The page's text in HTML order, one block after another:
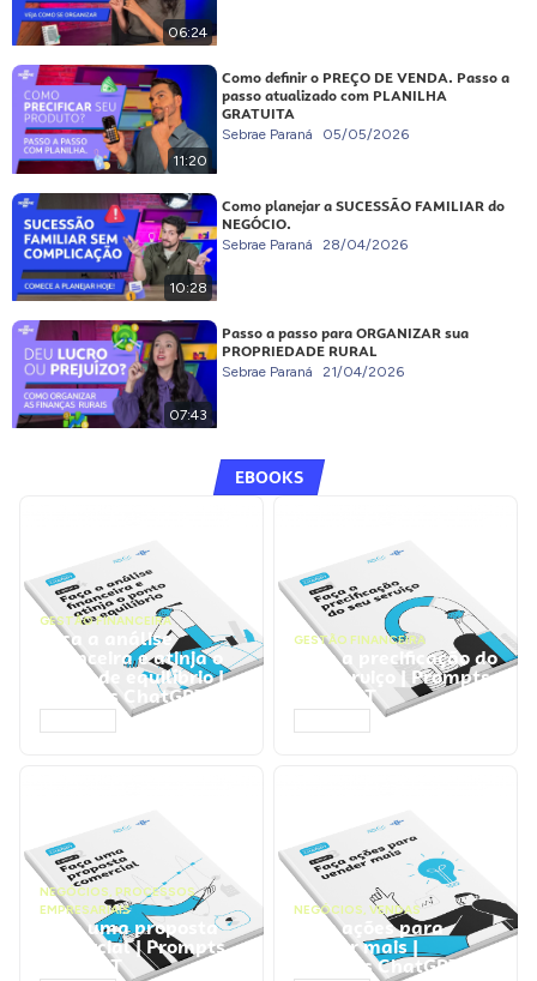
06:24
11:20
Como definir o PREÇO DE VENDA. Passo a
passo atualizado com PLANILHA
GRATUITA
Sebrae Paraná 05/05/2026
10:28
Como planejar a SUCESSÃO FAMILIAR do
NEGÓCIO.
Sebrae Paraná 28/04/2026
07:43
Passo a passo para ORGANIZAR sua
PROPRIEDADE RURAL
Sebrae Paraná 21/04/2026
EBOOKS
GESTÃO FINANCEIRA
Faça a análise
financeira e atinja o
ponto de equilíbrio |
Prompts ChatGPT
GESTÃO FINANCEIRA
Faça a precificação do
seu serviço | Prompts
ChatGPT
NEGÓCIOS, PROCESSOS
EMPRESARIAIS
Faça uma proposta
comercial | Prompts
ChatGPT
NEGÓCIOS, VENDAS
Faça ações para
vender mais |
Prompts ChatGPT